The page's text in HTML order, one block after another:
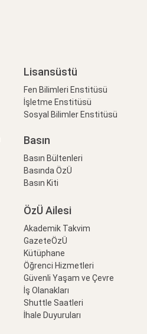
Lisansüstü
Fen Bilimleri Enstitüsü
İşletme Enstitüsü
Sosyal Bilimler Enstitüsü
Basın
Basın Bültenleri
Basında ÖzÜ
Basın Kiti
ÖzÜ Ailesi
Akademik Takvim
GazeteÖzÜ
Kütüphane
Öğrenci Hizmetleri
Güvenli Yaşam ve Çevre
İş Olanakları
Shuttle Saatleri
İhale Duyuruları